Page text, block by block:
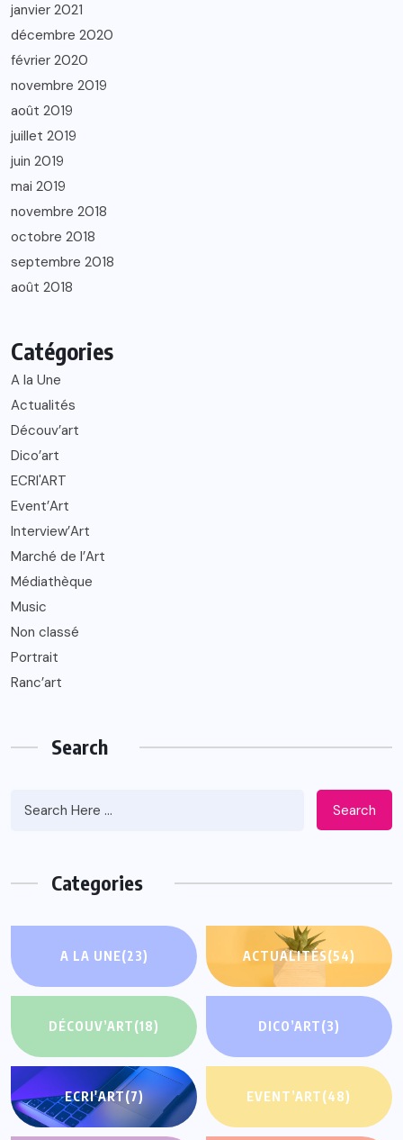
janvier 2021
décembre 2020
février 2020
novembre 2019
août 2019
juillet 2019
juin 2019
mai 2019
novembre 2018
octobre 2018
septembre 2018
août 2018
Catégories
A la Une
Actualités
Découv’art
Dico’art
ECRI'ART
Event’Art
Interview’Art
Marché de l’Art
Médiathèque
Music
Non classé
Portrait
Ranc’art
Search
Search
Categories
A LA UNE(23) ACTUALITÉS(54)
DÉCOUV’ART(18) DICO’ART(3)
ECRI'ART(7) EVENT’ART(48)